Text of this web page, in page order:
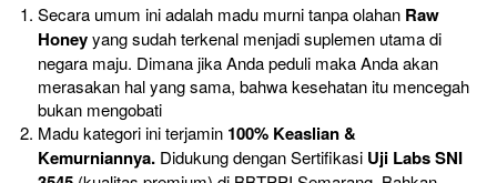
Secara umum ini adalah madu murni tanpa olahan Raw
Honey yang sudah terkenal menjadi suplemen utama di
negara maju. Dimana jika Anda peduli maka Anda akan
merasakan hal yang sama, bahwa kesehatan itu mencegah
bukan mengobati
Madu kategori ini terjamin 100% Keaslian &
Kemurniannya. Didukung dengan Sertifikasi Uji Labs SNI